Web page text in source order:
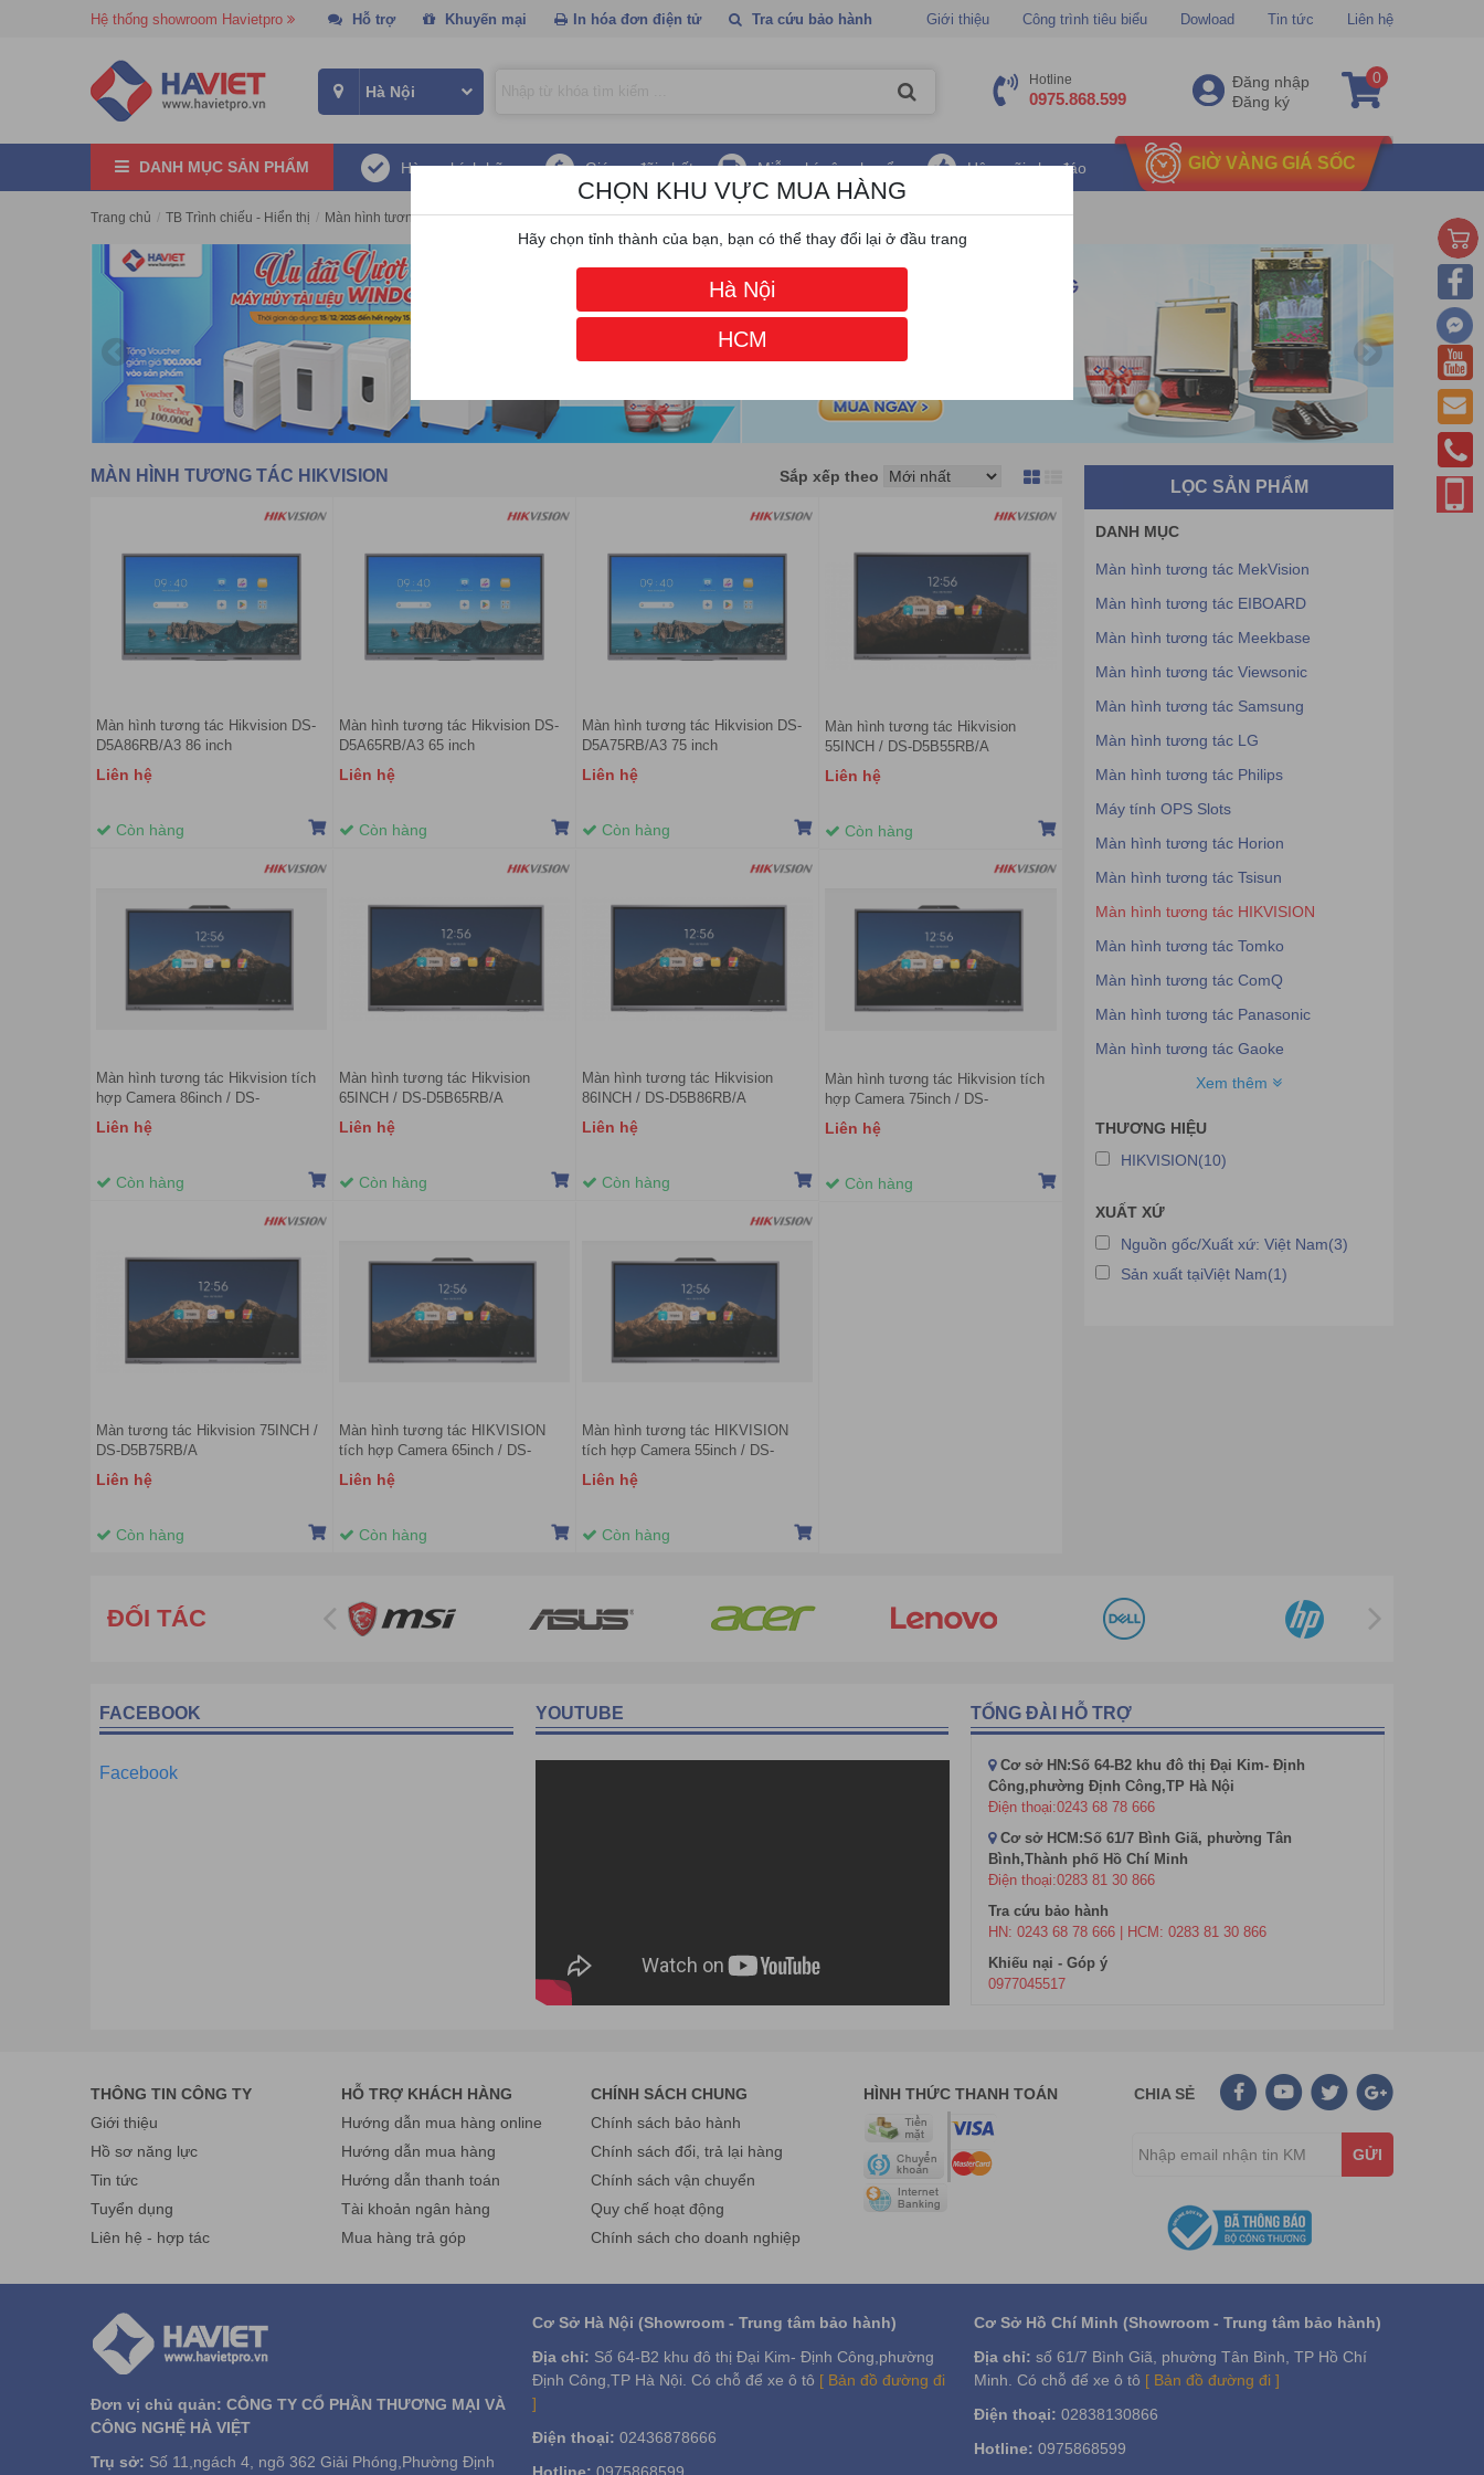
Hệ thống showroom Havietpro Hỗ trợ Khuyến mại In hóa đơn điện tử Tra cứu bảo hành Giới thiệu Công trình tiêu biểu Dowload Tin tức Liên hệ
Hotline
0975.868.599
Đăng nhập
Đăng ký
0
DANH MỤC SẢN PHẨM Hàng chính hãng Giá ưu đãi nhất Miễn phí vận chuyển Hậu mãi chu đáo GIỜ VÀNG GIÁ SỐC
Trang chủ / TB Trình chiếu - Hiển thị / Màn hình tương tác / Màn hình tương tác HIKVISION
MÀN HÌNH TƯƠNG TÁC HIKVISION Sắp xếp theo
Màn hình tương tác Hikvision DS-
D5A86RB/A3 86 inch
Liên hệ
Còn hàng
Màn hình tương tác Hikvision DS-
D5A65RB/A3 65 inch
Liên hệ
Còn hàng
Màn hình tương tác Hikvision DS-
D5A75RB/A3 75 inch
Liên hệ
Còn hàng
Màn hình tương tác Hikvision
55INCH / DS-D5B55RB/A
Liên hệ
Còn hàng
Màn hình tương tác Hikvision tích
hợp Camera 86inch / DS-
D5B86RB/B
Liên hệ
Còn hàng
Màn hình tương tác Hikvision
65INCH / DS-D5B65RB/A
Liên hệ
Còn hàng
Màn hình tương tác Hikvision
86INCH / DS-D5B86RB/A
Liên hệ
Còn hàng
Màn hình tương tác Hikvision tích
hợp Camera 75inch / DS-
D5B75RB/B
Liên hệ
Còn hàng
Màn tương tác Hikvision 75INCH /
DS-D5B75RB/A
Liên hệ
Còn hàng
Màn hình tương tác HIKVISION
tích hợp Camera 65inch / DS-
D5B65RB/B
Liên hệ
Còn hàng
Màn hình tương tác HIKVISION
tích hợp Camera 55inch / DS-
D5B55RB/B
Liên hệ
Còn hàng
LỌC SẢN PHẨM
DANH MỤC
Màn hình tương tác MekVision
Màn hình tương tác EIBOARD
Màn hình tương tác Meekbase
Màn hình tương tác Viewsonic
Màn hình tương tác Samsung
Màn hình tương tác LG
Màn hình tương tác Philips
Máy tính OPS Slots
Màn hình tương tác Horion
Màn hình tương tác Tsisun
Màn hình tương tác HIKVISION
Màn hình tương tác Tomko
Màn hình tương tác ComQ
Màn hình tương tác Panasonic
Màn hình tương tác Gaoke
Màn hình tương tác BenQ
Màn hình tương tác Newline
Màn hình tương tác Fujitsu
Màn hình tương tác Tacteasy
Màn hình tương tác IQBOARD
Màn hình tương tác JCVISION
Màn hình tương tác VERTEX
Xem thêm
THƯƠNG HIỆU
HIKVISION(10)
XUẤT XỨ
Nguồn gốc/Xuất xứ: Việt Nam(3)
Sản xuất tạiViệt Nam(1)
ĐỐI TÁC
FACEBOOK
Facebook
YOUTUBE TỔNG ĐÀI HỖ TRỢ
Cơ sở HN:Số 64-B2 khu đô thị Đại Kim- Định
Công,phường Định Công,TP Hà Nội
Điện thoại:0243 68 78 666
Cơ sở HCM:Số 61/7 Bình Giã, phường Tân
Bình,Thành phố Hồ Chí Minh
Điện thoại:0283 81 30 866
Tra cứu bảo hành
HN: 0243 68 78 666 | HCM: 0283 81 30 866
Khiếu nại - Góp ý
0977045517
THÔNG TIN CÔNG TY
Giới thiệu
Hồ sơ năng lực
Tin tức
Tuyển dụng
Liên hệ - hợp tác
HỖ TRỢ KHÁCH HÀNG
Hướng dẫn mua hàng online
Hướng dẫn mua hàng
Hướng dẫn thanh toán
Tài khoản ngân hàng
Mua hàng trả góp
CHÍNH SÁCH CHUNG
Chính sách bảo hành
Chính sách đổi, trả lại hàng
Chính sách vận chuyển
Quy chế hoạt động
Chính sách cho doanh nghiệp
HÌNH THỨC THANH TOÁN CHIA SẺ
GỬI
Đơn vị chủ quản: CÔNG TY CỔ PHẦN THƯƠNG MẠI VÀ
CÔNG NGHỆ HÀ VIỆT
Trụ sở: Số 11,ngách 4, ngõ 362 Giải Phóng,Phường Định
Cơ Sở Hà Nội (Showroom - Trung tâm bảo hành)
Địa chỉ: Số 64-B2 khu đô thị Đại Kim- Định Công,phường
Định Công,TP Hà Nội. Có chỗ để xe ô tô [ Bản đồ đường đi
]
Điện thoại: 02436878666
Cơ Sở Hồ Chí Minh (Showroom - Trung tâm bảo hành)
Địa chỉ: số 61/7 Bình Giã, phường Tân Bình, TP Hồ Chí
Minh. Có chỗ để xe ô tô [ Bản đồ đường đi ]
Điện thoại: 02838130866
Hotline: 0975868599
CHỌN KHU VỰC MUA HÀNG
Hãy chọn tỉnh thành của bạn, bạn có thể thay đổi lại ở đầu trang
Hà Nội
HCM